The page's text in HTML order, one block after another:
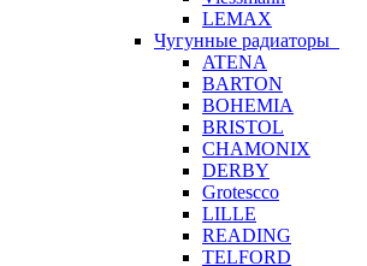
LEMAX
Чугунные радиаторы
ATENA
BARTON
BOHEMIA
BRISTOL
CHAMONIX
DERBY
Grotescco
LILLE
READING
TELFORD